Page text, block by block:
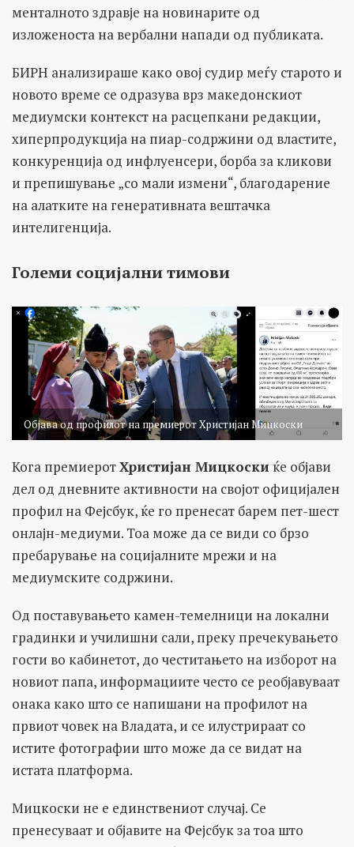
менталното здравје на новинарите од
изложеноста на вербални напади од публиката.
БИРН анализираше како овој судир меѓу старото и
новото време се одразува врз македонскиот
медиумски контекст на расцепкани редакции,
хиперпродукција на пиар-содржини од властите,
конкуренција од инфлуенсери, борба за кликови
и препишување „со мали измени“, благодарение
на алатките на генеративната вештачка
интелигенција.
Големи социјални тимови
Објава од профилот на премиерот Христијан Мицкоски
Кога премиеротХристијан Мицкоски ќе објави
дел од дневните активности на својот официјален
профил на Фејсбук, ќе го пренесат барем пет-шест
онлајн-медиуми. Тоа може да се види со брзо
пребарување на социјалните мрежи и на
медиумските содржини.
Од поставувањето камен-темелници на локални
градинки и училишни сали, преку пречекувањето
гости во кабинетот, до честитањето на изборот на
новиот папа, информациите често се реобјавуваат
онака како што се напишани на профилот на
првиот човек на Владата, и се илустрираат со
истите фотографии што може да се видат на
истата платформа.
Мицкоски не е единствениот случај. Се
пренесуваат и објавите на Фејсбук за тоа што